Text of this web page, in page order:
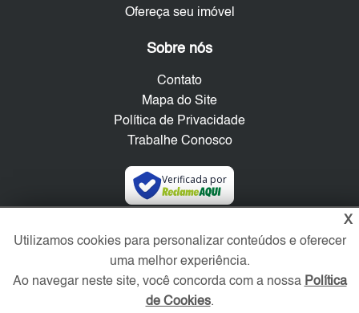
Ofereça seu imóvel
Sobre nós
Contato
Mapa do Site
Política de Privacidade
Trabalhe Conosco
Verificada por
Redes Sociais
X
Utilizamos cookies para personalizar conteúdos e oferecer
uma melhor experiência.
Ao navegar neste site, você concorda com a nossa Política
de Cookies.